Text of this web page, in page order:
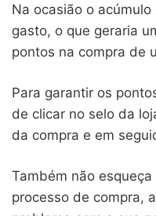
Na ocasião o
gasto, o que geraria
pontos na compra de
Para garantir os
de clicar no selo da
da compra e em
Também não
processo de compra,